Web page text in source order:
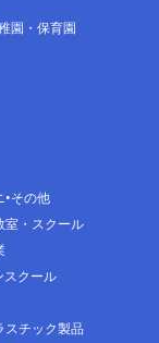
園・保育園
その他
室・スクール
スクール
スチック製品